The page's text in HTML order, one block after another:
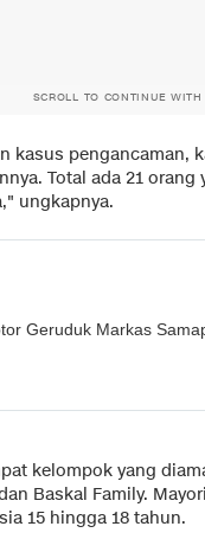
SCROLL TO CONTINUE WITH
kasus pengancaman,
Total ada 21
ungkapnya.
Geruduk Markas
kelompok yang
Baskal Family.
15 hingga 18 tahun.